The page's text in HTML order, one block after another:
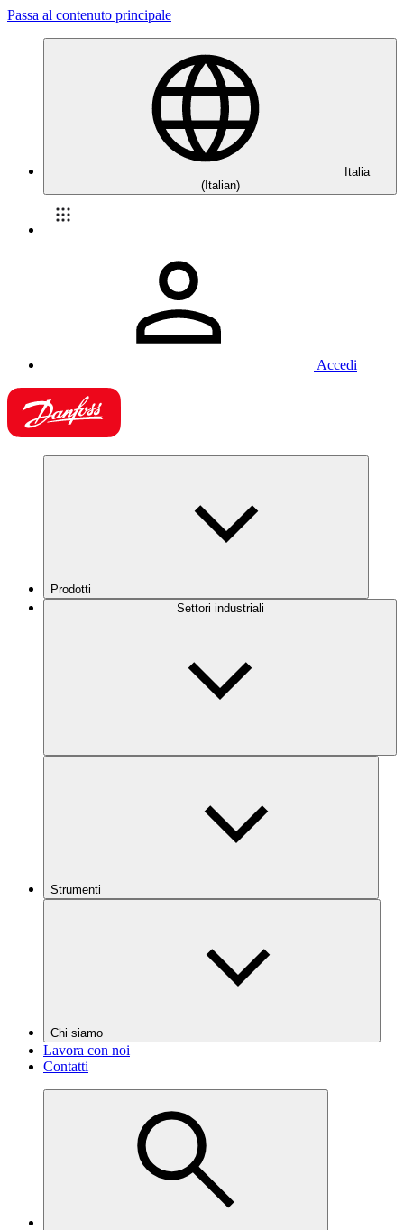
Passa al contenuto principale
Italia
(Italian)
Accedi
Prodotti
Settori industriali
Strumenti
Chi siamo
Lavora con noi
Contatti